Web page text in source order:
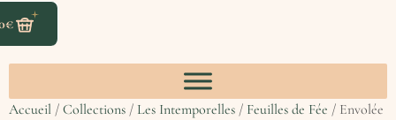
€
Accueil / Collections / Les Intemporelles / Feuilles de Fée / Envolée